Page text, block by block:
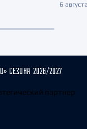
6
СЕЗОНА 2026/2027